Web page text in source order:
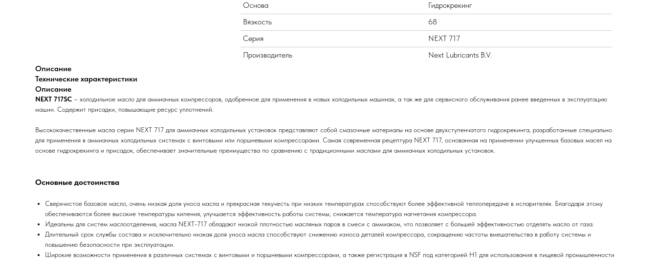
Основа
Гидрокрекинг
Вязкость
68
Серия
NEXT 717
Производитель
Next Lubricants B.V.
Описание
Технические характеристики
Описание
NEXT 717SC – холодильное масло для аммиачных компрессоров, одобренное для применения в новых холодильных машинах, а так же для сервисного обслуживания ранее введенных в эксплуатацию
машин. Содержит присадки, повышающие ресурс уплотнений.
Высококачественные масла серии NEXT 717 для аммиачных холодильных установок представляют собой смазочные материалы на основе двухступенчатого гидрокрекинга, разработанные специально
для применения в аммиачных холодильных системах с винтовыми или поршневыми компрессорами. Самая современная рецептура NEXT 717, основанная на применении улучшенных базовых масел на
основе гидрокрекинга и присадок, обеспечивает значительные преимущества по сравнению с традиционными маслами для аммиачных холодильных установок.
Основные достоинства
Сверхчистое базовое масло, очень низкая доля уноса масла и прекрасная текучесть при низких температурах способствуют более эффективной теплопередаче в испарителях. Благодаря этому
обеспечиваются более высокие температуры кипения, улучшается эффективность работы системы, снижается температура нагнетания компрессора.
Идеальны для систем маслоотделения, масла NEXT-717 обладают низкой плотностью масляных паров в смеси с аммиаком, что позволяет с большей эффективностью отделять масло от газа.
Длительный срок службы состава и исключительно низкая доля уноса масла способствуют снижению износа деталей компрессора, сокращению частоты вмешательства в работу системы и
повышению безопасности при эксплуатации.
Широкие возможности применения в различных системах с винтовыми и поршневыми компрессорами, а также регистрация в NSF под категорией H1 для использования в пищевой промышленности